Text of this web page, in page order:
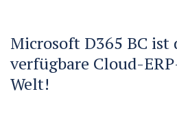
Microsoft D365 BC ist
verfügbare Cloud-
Welt!